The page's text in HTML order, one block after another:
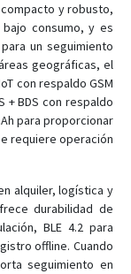
compacto y robusto,
consumo, y es
un seguimiento
geográficas, el
con respaldo GSM
+ BDS con respaldo
para proporcionar
requiere operación
alquiler, logística y
durabilidad de
BLE 4.2 para
offline. Cuando
seguimiento en